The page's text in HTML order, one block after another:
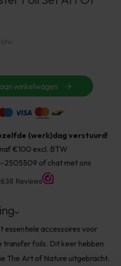
btw
winkelwagen
(werk)dag verstuurd!
€100 excl. BTW
2505509 of chat met ons
essentiele accessoires voor
transfer foils. Dit keer hebben
The Art of Nature uitgebracht.